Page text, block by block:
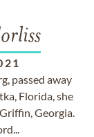
passed away
Florida, she
Georgia.